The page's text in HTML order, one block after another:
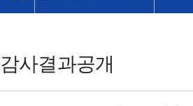
감사결과공개